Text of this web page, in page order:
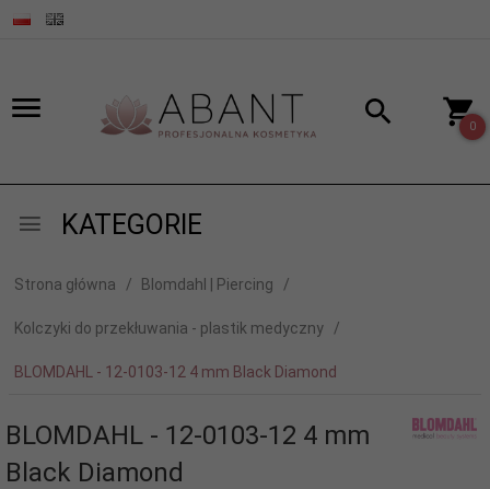
0
KATEGORIE
Strona główna Blomdahl | Piercing
Kolczyki do przekłuwania - plastik medyczny
BLOMDAHL - 12-0103-12 4 mm Black Diamond
BLOMDAHL - 12-0103-12 4 mm
Black Diamond